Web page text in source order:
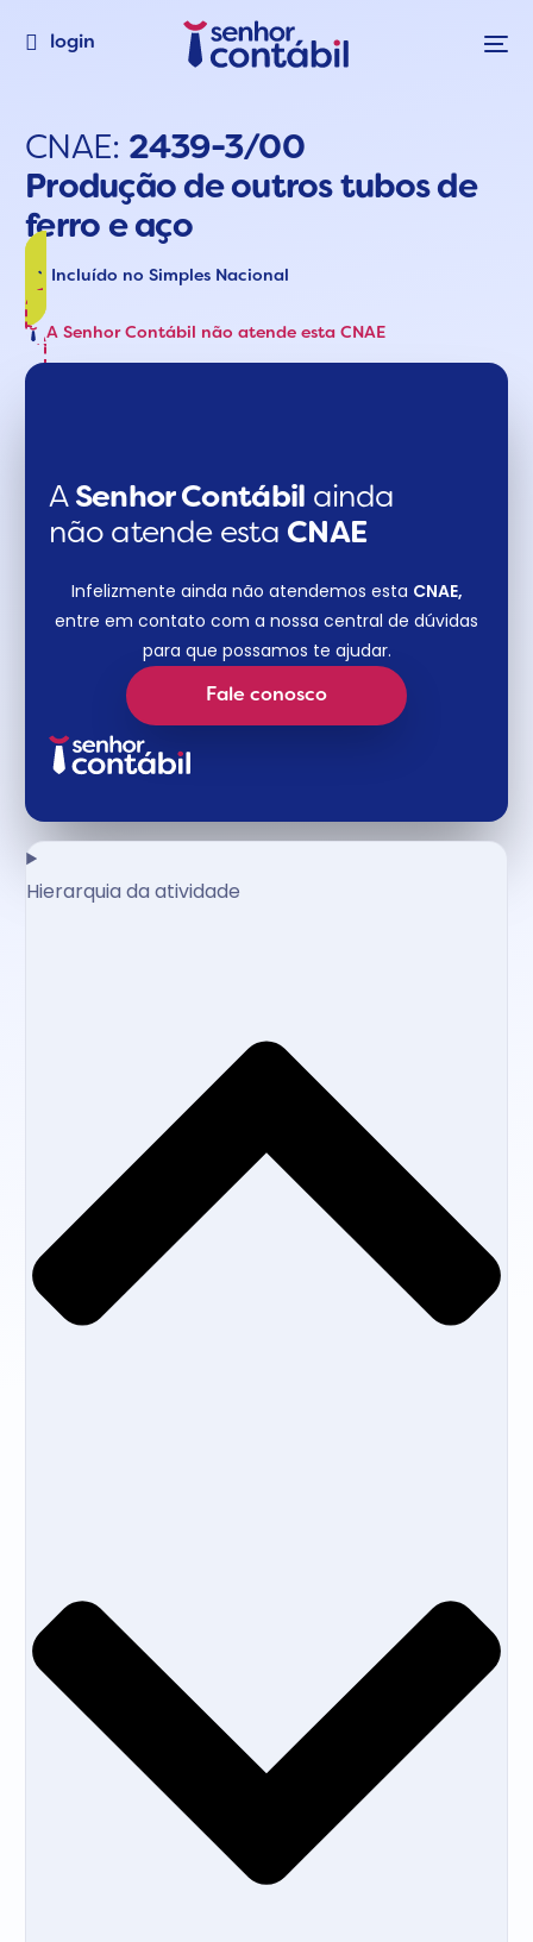
login
CNAE: 2439-3/00
Produção de outros tubos de
ferro e aço
Incluído no Simples Nacional
A Senhor Contábil não atende esta CNAE
A Senhor Contábil ainda
não atende esta CNAE​
Infelizmente ainda não atendemos esta CNAE,
entre em contato com a nossa central de dúvidas
para que possamos te ajudar.
Fale conosco
Hierarquia da atividade